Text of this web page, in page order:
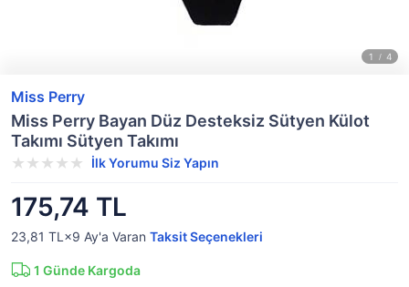
Miss Perry
Miss Perry Bayan Düz Desteksiz Sütyen Külot
Takımı Sütyen Takımı
İlk Yorumu Siz Yapın
175,74 TL
23,81 TL×9 Ay'a Varan Taksit Seçenekleri
1 Günde Kargoda